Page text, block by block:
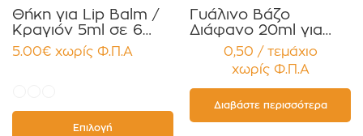
Θήκη για Lip Balm /
Κραγιόν 5ml σε 6
χρώματα Πακέτο
10τεμ.
5.00€ χωρίς Φ.Π.Α
Επιλογή
Γυάλινο Βάζο
Διάφανο 20ml για
Κρέμες και
Κηραλοιφές με
Μαύρο Γυαλιστερό
Καπάκι Παρέμβυσμα
Συσκευασία 12
τεμαχίων
0,50 / τεμάχιο
χωρίς Φ.Π.Α
Διαβάστε περισσότερα